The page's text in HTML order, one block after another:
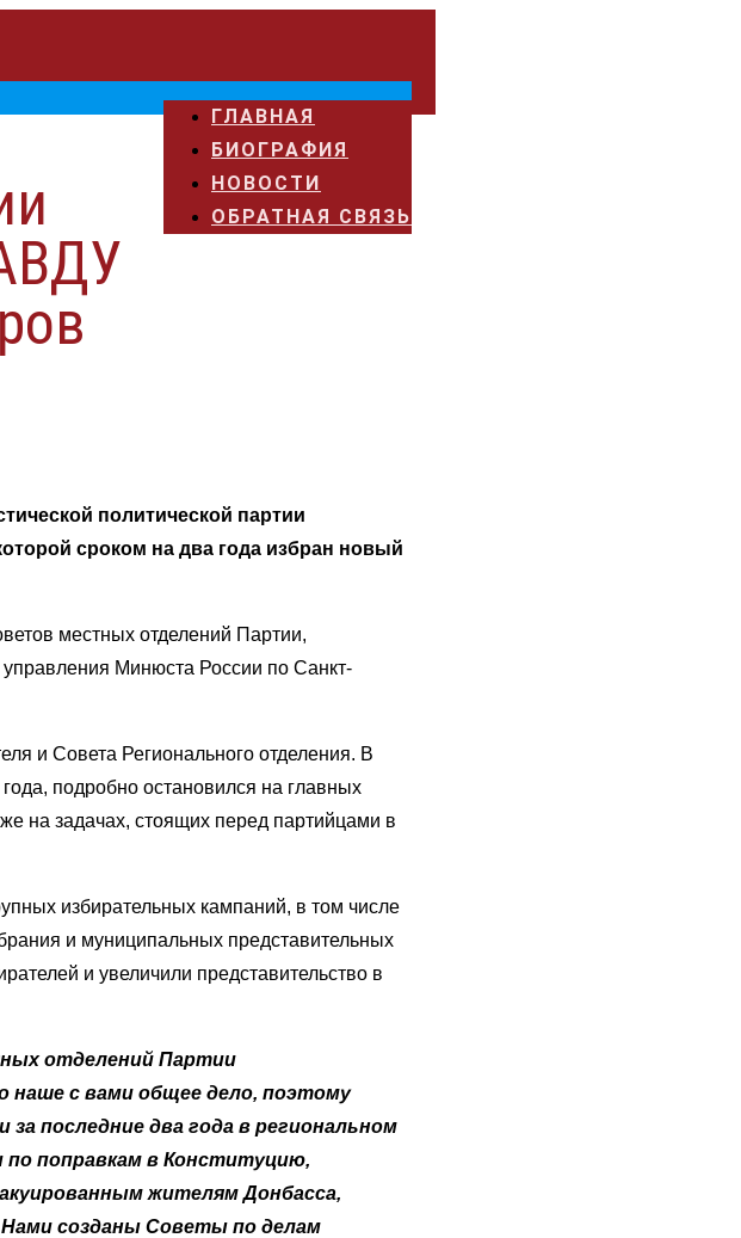
ГЛАВНАЯ
БИОГРАФИЯ
НОВОСТИ
ОБРАТНАЯ СВЯЗЬ
политической партии
сроком на два года избран новый
местных отделений Партии,
Минюста России по Санкт-
и Совета Регионального отделения. В
подробно остановился на главных
на задачах, стоящих перед партийцами в
избирательных кампаний, в том числе
и муниципальных представительных
и увеличили представительство в
отделений Партии
с вами общее дело, поэтому
последние два года в региональном
поправкам в Конституцию,
жителям Донбасса,
Нами созданы Советы по делам